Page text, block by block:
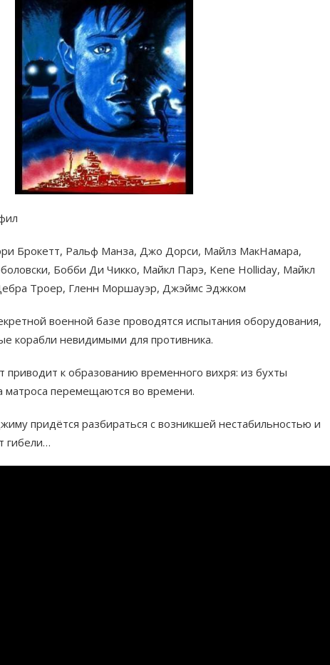
Брокетт, Ральф Манза, Джо Дорси, Майлз МакНамара,
Бобби Ди Чикко, Майкл Парэ, Kene Holliday, Майкл
Троер, Гленн Моршауэр, Джэймс Эджком
военной базе проводятся испытания оборудования,
корабли невидимыми для противника.
приводит к образованию временного вихря: из бухты
матроса перемещаются во времени.
придётся разбираться с возникшей нестабильностью и
гибели…